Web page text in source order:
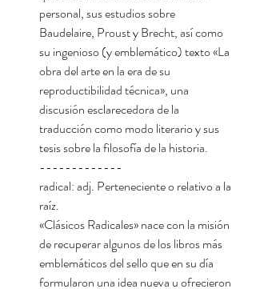
personal, sus estudios sobre
Baudelaire, Proust y Brecht, así como
su ingenioso (y emblemático) texto «La
obra del arte en la era de su
reproductibilidad técnica», una
discusión esclarecedora de la
traducción como modo literario y sus
tesis sobre la filosofía de la historia.
-------------
radical: adj. Perteneciente o relativo a la
raíz.
«Clásicos Radicales» nace con la misión
de recuperar algunos de los libros más
emblemáticos del sello que en su día
formularon una idea nueva u ofrecieron